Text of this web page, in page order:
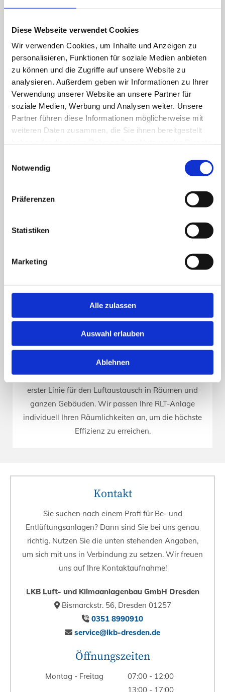
Diese Webseite verwendet Cookies
Wir verwenden Cookies, um Inhalte und Anzeigen zu
personalisieren, Funktionen für soziale Medien anbieten
zu können und die Zugriffe auf unsere Website zu
analysieren. Außerdem geben wir Informationen zu Ihrer
Verwendung unserer Website an unsere Partner für
soziale Medien, Werbung und Analysen weiter. Unsere
Partner führen diese Informationen möglicherweise mit
weiteren Daten zusammen, die Sie ihnen bereitgestellt
Notwendig
Präferenzen
Statistiken
Marketing
Alle zulassen
Auswahl erlauben
Ablehnen
Split-Klimaanlagen
Split-Klimaanlagen gehören zu den neuesten
Innovationen im Bereich der klima- und
kältetechnischen Anlagen. Sie besitzen viele
Vorteile gegenüber herkömmlichen Klimageräten,
denn ihre Leistung passt sich stets dem jeweiligen
Bedarf an. Somit sind Split-Klimaanlagen höchst
Aufteilung der Klimaanlage in eine Innen- und
Außenanlage (sogenannte duale Anlage) sind Split-
RLT-Anlagen
Der Begriff RLT-Anlage (raumlufttechnische Anlage)
schließt alle Anlagen mit ein, die den Zustand der
Raumluft hinsichtlich Temperatur, Feuchtigkeit und
Qualität beeinflussen. Somit sorgen RLT-Anlagen in
erster Linie für den Luftaustausch in Räumen und
ganzen Gebäuden. Wir passen Ihre RLT-Anlage
individuell Ihren Räumlichkeiten an, um die höchste
Effizienz zu erreichen.
Kontakt
Sie suchen nach einem Profi für Be- und
Entlüftungsanlagen? Dann sind Sie bei uns genau
richtig. Nutzen Sie die unten stehenden Angaben,
um sich mit uns in Verbindung zu setzen. Wir freuen
uns auf Ihre Kontaktaufnahme!
LKB Luft- und Klimaanlagenbau GmbH Dresden
Bismarckstr. 56, Dresden 01257
 0351 8990910
 service@lkb-dresden.de
Öffnungszeiten
Montag - Freitag
07:00 - 12:00
13:00 - 17:00